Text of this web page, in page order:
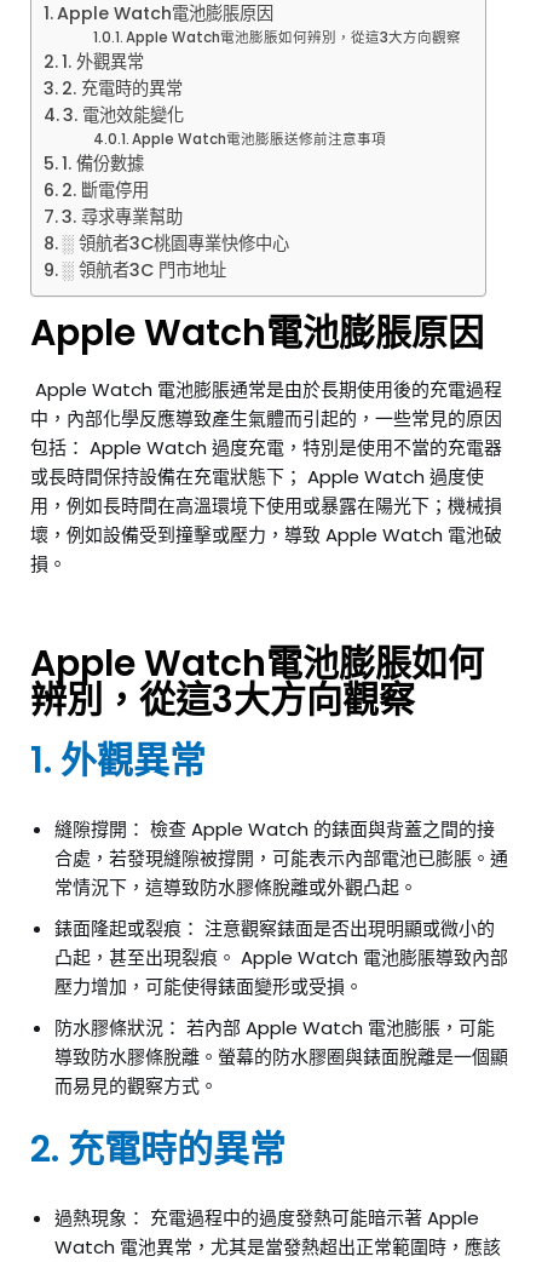
Apple Watch電池膨脹原因
Apple Watch電池膨脹如何辨別，從這3大方向觀察
1. 外觀異常
2. 充電時的異常
3. 電池效能變化
Apple Watch電池膨脹送修前注意事項
1. 備份數據
2. 斷電停用
3. 尋求專業幫助
░ 領航者3C桃園專業快修中心
░ 領航者3C 門市地址
Apple Watch電池膨脹原因
Apple Watch 電池膨脹通常是由於長期使用後的充電過程
中，內部化學反應導致產生氣體而引起的，一些常見的原因
包括： Apple Watch 過度充電，特別是使用不當的充電器
或長時間保持設備在充電狀態下； Apple Watch 過度使
用，例如長時間在高溫環境下使用或暴露在陽光下；機械損
壞，例如設備受到撞擊或壓力，導致 Apple Watch 電池破
損。
Apple Watch電池膨脹如何
辨別，從這3大方向觀察
1. 外觀異常
縫隙撐開： 檢查 Apple Watch 的錶面與背蓋之間的接
合處，若發現縫隙被撐開，可能表示內部電池已膨脹。通
常情況下，這導致防水膠條脫離或外觀凸起。
錶面隆起或裂痕： 注意觀察錶面是否出現明顯或微小的
凸起，甚至出現裂痕。 Apple Watch 電池膨脹導致內部
壓力增加，可能使得錶面變形或受損。
防水膠條狀況： 若內部 Apple Watch 電池膨脹，可能
導致防水膠條脫離。螢幕的防水膠圈與錶面脫離是一個顯
而易見的觀察方式。
2. 充電時的異常
過熱現象： 充電過程中的過度發熱可能暗示著 Apple
Watch 電池異常，尤其是當發熱超出正常範圍時，應該